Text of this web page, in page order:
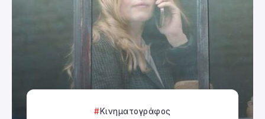
Κινηματογράφος